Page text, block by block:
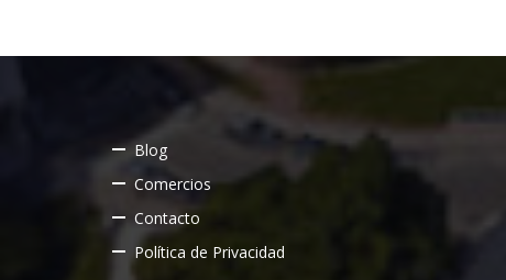
Blog
Comercios
Contacto
Política de Privacidad